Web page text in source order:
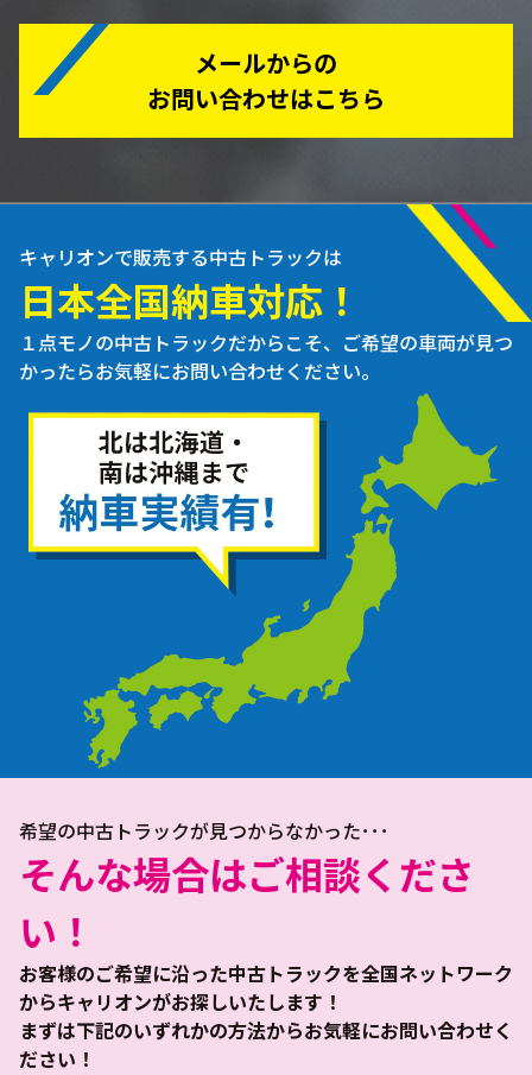
メールからの
お問い合わせはこちら
キャリオンで販売する中古トラックは
日本全国納車対応！
１点モノの中古トラックだからこそ、ご希望の車両が見つ
かったらお気軽にお問い合わせください。
希望の中古トラックが見つからなかった･･･
そんな場合はご相談くださ
い！
お客様のご希望に沿った中古トラックを全国ネットワーク
からキャリオンがお探しいたします！
まずは下記のいずれかの方法からお気軽にお問い合わせく
ださい！